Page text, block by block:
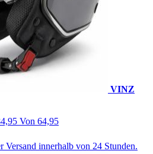
VINZ
Von 64,95
Versand innerhalb von 24 Stunden.